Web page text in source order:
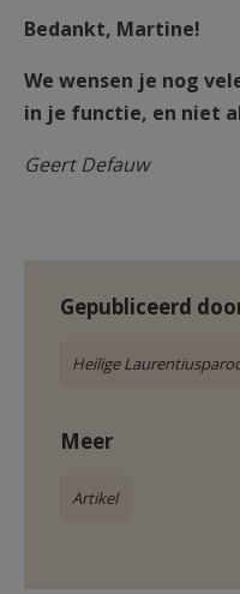
Bedankt, Martine!
We wensen je nog
in je functie, en niet
Geert Defauw
Gepubliceerd
Heilige
Meer
Artikel